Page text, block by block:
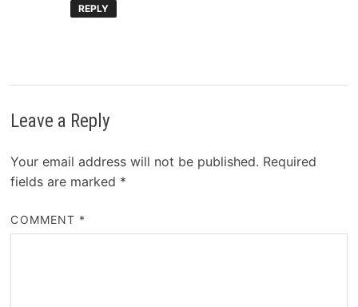
REPLY
Leave a Reply
Your email address will not be published. Required
fields are marked *
COMMENT *